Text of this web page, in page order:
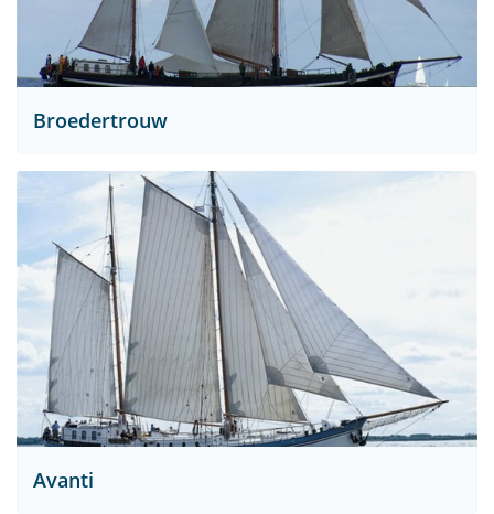
Broedertrouw
Avanti